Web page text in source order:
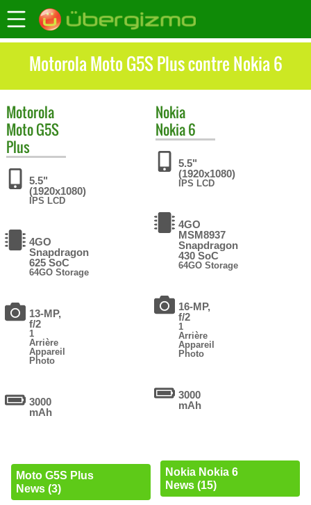
Motorola Moto G5S Plus contre Nokia 6
Motorola
Moto G5S
Plus
5.5"
(1920x1080)
IPS LCD
4GO
Snapdragon
625 SoC
64GO Storage
13-MP,
f/2
1
Arrière
Appareil
Photo
3000
mAh
Moto G5S Plus
News (3)
Nokia
Nokia 6
5.5"
(1920x1080)
IPS LCD
4GO
MSM8937
Snapdragon
430 SoC
64GO Storage
16-MP,
f/2
1
Arrière
Appareil
Photo
3000
mAh
Nokia Nokia 6
News (15)